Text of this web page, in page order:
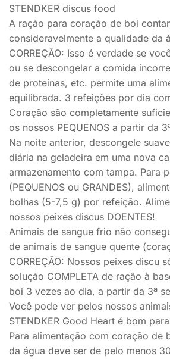
STENDKER discus food
A ração para coração de boi
consideravelmente a qualidade da
CORREÇÃO: Isso é verdade se
ou se descongelar a comida
de proteínas, etc. permite uma
equilibrada. 3 refeições por dia
Coração são completamente
os nossos PEQUENOS a partir da
Na noite anterior, descongele
diária na geladeira em uma nova
armazenamento com tampa. Para
(PEQUENOS ou GRANDES),
bolhas (5-7,5 g) por refeição.
nossos peixes discus DOENTES!
Animais de sangue frio não
de animais de sangue quente
CORREÇÃO: Nossos peixes discu
solução COMPLETA de ração à
boi 3 vezes ao dia, a partir da 3ª
Você pode ver pelos nossos
STENDKER Good Heart é bom
Para alimentação com coração de
da água deve ser de pelo menos